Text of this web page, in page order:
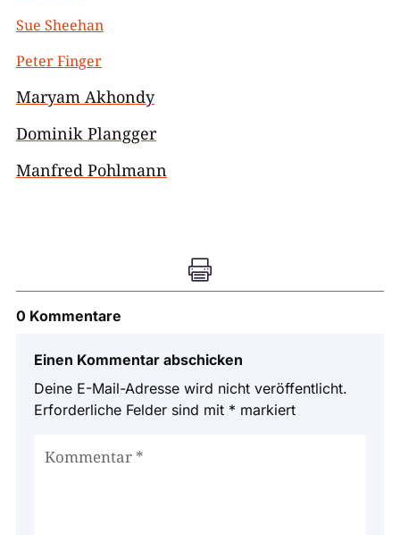
Sue Sheehan
Peter Finger
Maryam Akhondy
Dominik Plangger
Manfred Pohlmann

0 Kommentare
Einen Kommentar abschicken
Deine E-Mail-Adresse wird nicht veröffentlicht.
Erforderliche Felder sind mit * markiert